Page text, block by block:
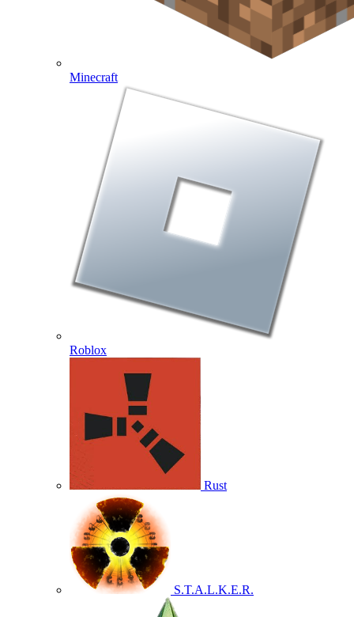
Minecraft
Roblox
Rust
S.T.A.L.K.E.R.